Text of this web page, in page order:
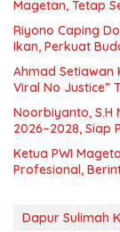
Magetan, Tetap
Riyono Caping
Ikan, Perkuat
Ahmad Setiawan
Viral No Justice”
Noorbiyanto, S.H
2026–2028, Siap
Ketua PWI
Profesional,
Dapur Sulimah